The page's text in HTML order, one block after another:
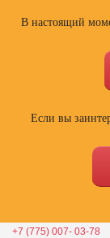
В настоящий
Если вы
+7 (775) 007- 03-78